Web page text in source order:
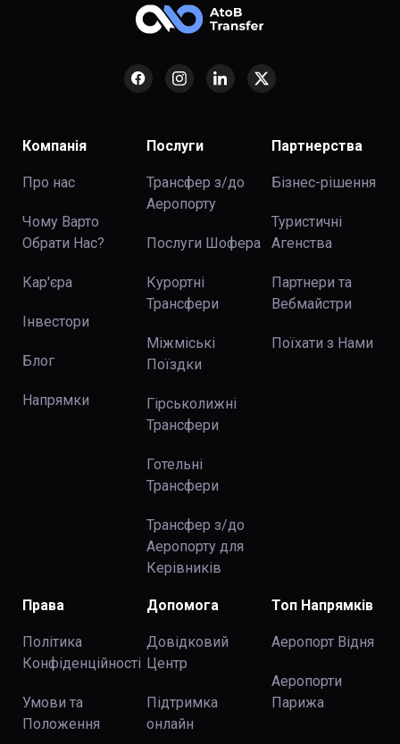
Компанія
Про нас
Чому Варто
Обрати Нас?
Кар'єра
Інвестори
Блог
Напрямки
Послуги
Трансфер з/до
Аеропорту
Послуги Шофера
Курортні
Трансфери
Міжміські
Поїздки
Гірськолижні
Трансфери
Готельні
Трансфери
Трансфер з/до
Аеропорту для
Керівників
Партнерства
Бізнес-рішення
Туристичні
Агенства
Партнери та
Вебмайстри
Поїхати з Нами
Права
Політика
Конфіденційності
Умови та
Положення
Допомога
Довідковий
Центр
Підтримка
онлайн
Топ Напрямків
Аеропорт Відня
Аеропорти
Парижа